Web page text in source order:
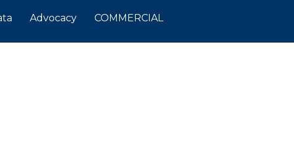
Advocacy COMMERCIAL